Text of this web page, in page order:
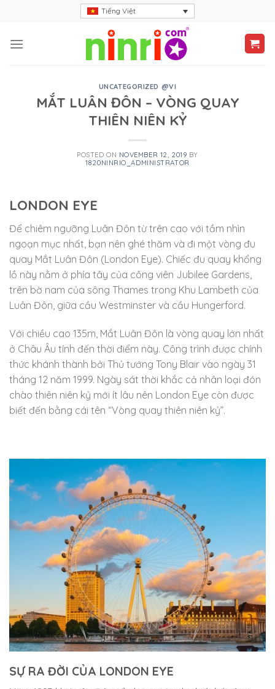
content
Tiếng Việt
UNCATEGORIZED @VI
MẮT LUÂN ĐÔN – VÒNG QUAY
THIÊN NIÊN KỶ
POSTED ON NOVEMBER 12, 2019 BY
1820NINRIO_ADMINISTRATOR
LONDON EYE
Để chiêm ngưỡng Luân Đôn từ trên cao với tầm nhìn
ngoạn mục nhất, bạn nên ghé thăm và đi một vòng đu
quay Mắt Luân Đôn (London Eye). Chiếc đu quay khổng
lồ này nằm ở phía tây của công viên Jubilee Gardens,
trên bờ nam của sông Thames trong Khu Lambeth của
Luân Đôn, giữa cầu Westminster và cầu Hungerford.
Với chiều cao 135m, Mắt Luân Đôn là vòng quay lớn nhất
ở Châu Âu tính đến thời điểm này. Công trình được chính
thức khánh thành bởi Thủ tướng Tony Blair vào ngày 31
tháng 12 năm 1999. Ngày sát thời khắc cả nhân loại đón
chào thiên niên kỷ mới ít lâu nên London Eye còn được
biết đến bằng cái tên “Vòng quay thiên niên kỷ”.
SỰ RA ĐỜI CỦA LONDON EYE